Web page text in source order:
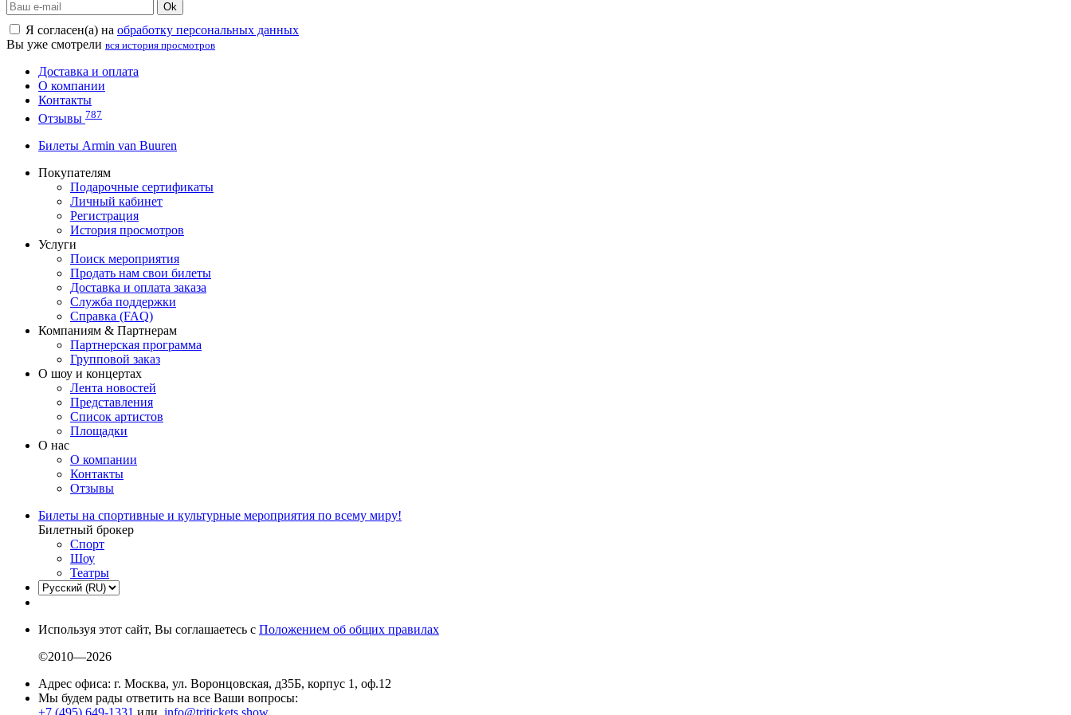
Ok
Я согласен(а) на обработку персональных данных
Вы уже смотрели вся история просмотров
Доставка и оплата
О компании
Контакты
Отзывы 787
Билеты Armin van Buuren
Покупателям
Подарочные сертификаты
Личный кабинет
Регистрация
История просмотров
Услуги
Поиск мероприятия
Продать нам свои билеты
Доставка и оплата заказа
Служба поддержки
Справка (FAQ)
Компаниям & Партнерам
Партнерская программа
Групповой заказ
О шоу и концертах
Лента новостей
Представления
Список артистов
Площадки
О нас
О компании
Контакты
Отзывы
Билеты на спортивные и культурные мероприятия по всему миру!
Билетный брокер
Спорт
Шоу
Театры
Используя этот сайт, Вы соглашаетесь с Положением об общих правилах
©2010—2026
Адрес офиса: г. Москва, ул. Воронцовская, д35Б, корпус 1, оф.12
Мы будем рады ответить на все Ваши вопросы:
+7 (495) 649-1331 или info@tritickets.show